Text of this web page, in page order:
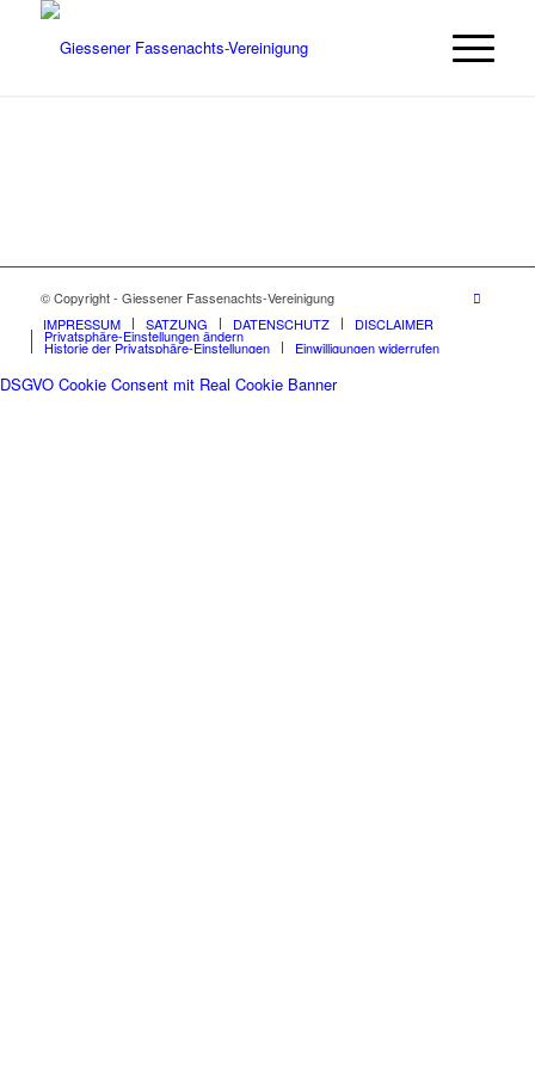
© Copyright - Giessener Fassenachts-Vereinigung
IMPRESSUM
SATZUNG DATENSCHUTZ DISCLAIMER
Privatsphäre-Einstellungen ändern
Historie der Privatsphäre-Einstellungen Einwilligungen widerrufen
DSGVO Cookie Consent mit Real Cookie Banner